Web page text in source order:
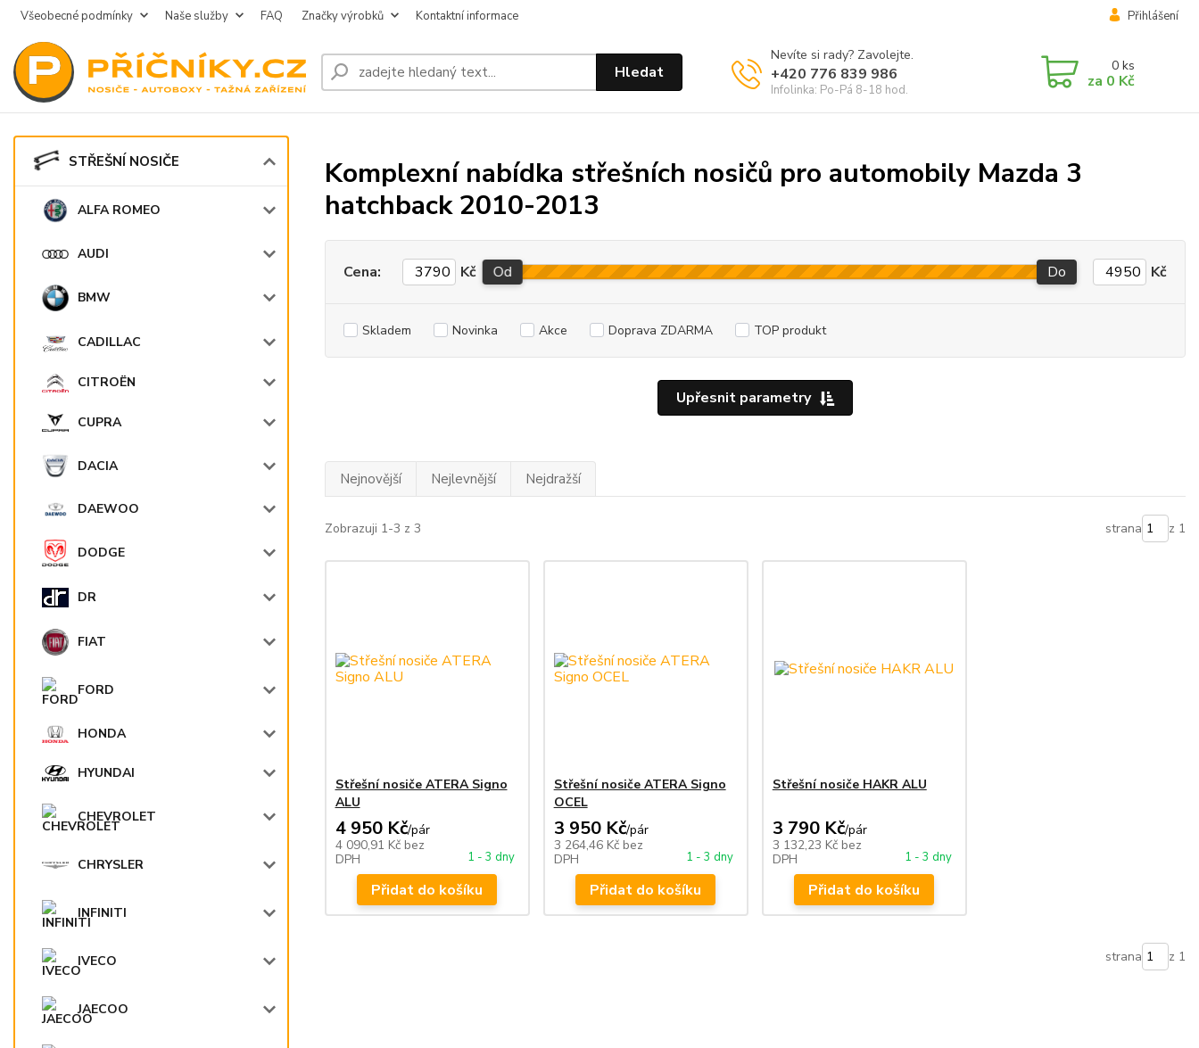
Všeobecné podmínky Naše služby FAQ Značky výrobků Kontaktní informace Přihlášení
Hledat
Nevíte si rady? Zavolejte.
+420 776 839 986
Infolinka: Po-Pá 8-18 hod.
0 ks
za 0 Kč
STŘEŠNÍ NOSIČE
ALFA ROMEO
AUDI
BMW
CADILLAC
CITROËN
CUPRA
DACIA
DAEWOO
DODGE
DR
FIAT
FORD
HONDA
HYUNDAI
CHEVROLET
CHRYSLER
INFINITI
IVECO
JAECOO
Komplexní nabídka střešních nosičů pro automobily Mazda 3
hatchback 2010-2013
Upřesnit parametry
Cena: Kč Od Do Kč
Skladem Novinka Akce Doprava ZDARMA TOP produkt
Nejnovější Nejlevnější Nejdražší
Zobrazuji 1-3 z 3 strana z 1
Střešní nosiče ATERA Signo
ALU
4 950 Kč/pár
4 090,91 Kč bez
DPH
1 - 3 dny
Přidat do košíku
Střešní nosiče ATERA Signo
OCEL
3 950 Kč/pár
3 264,46 Kč bez
DPH
1 - 3 dny
Přidat do košíku
Střešní nosiče HAKR ALU
3 790 Kč/pár
3 132,23 Kč bez
DPH
1 - 3 dny
Přidat do košíku
strana z 1